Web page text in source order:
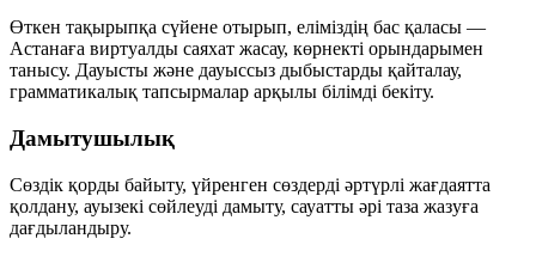
Өткен тақырыпқа сүйене отырып, еліміздің бас қаласы —
Астанаға виртуалды саяхат жасау, көрнекті орындарымен
танысу. Дауысты және дауыссыз дыбыстарды қайталау,
грамматикалық тапсырмалар арқылы білімді бекіту.
Дамытушылық
Сөздік қорды байыту, үйренген сөздерді әртүрлі жағдаятта
қолдану, ауызекі сөйлеуді дамыту, сауатты әрі таза жазуға
дағдыландыру.